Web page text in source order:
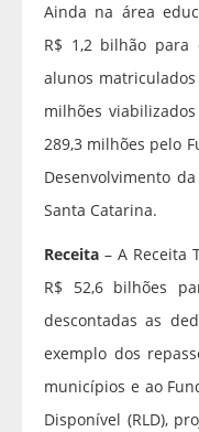
Ainda na área
R$ 1,2 bilhão para
alunos
milhões
289,3 milhões pelo
Desenvolvimento
Santa Catarina.
Receita– A Receita
R$ 52,6 bilhões
descontadas as
exemplo dos
municípios e ao
Disponível (RLD),